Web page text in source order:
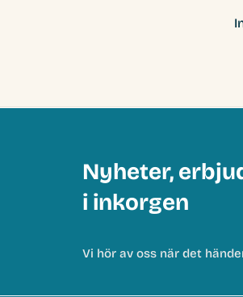
Nyheter,
i inkorgen
Vi hör av oss när det